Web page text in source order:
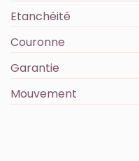
Etanchéité
Couronne
Garantie
Mouvement